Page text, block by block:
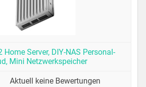
Server, DIY-NAS Personal-
Mini Netzwerkspeicher
Aktuell keine Bewertungen